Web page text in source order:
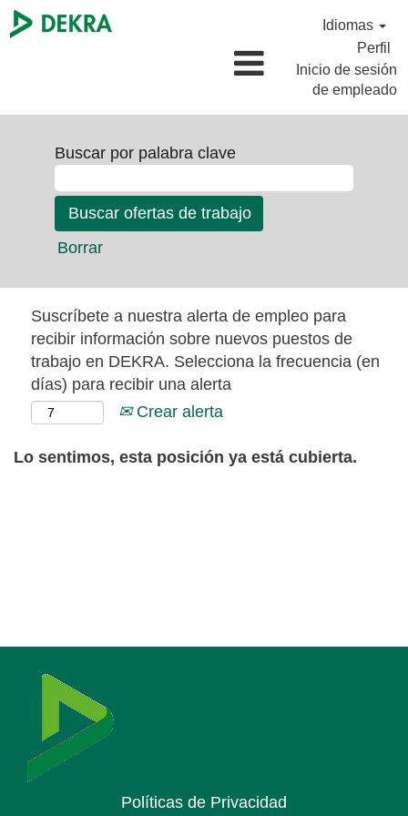
Idiomas
Perfil
Inicio de sesión
de empleado
Buscar por palabra clave
Borrar
Suscríbete a nuestra alerta de empleo para
recibir información sobre nuevos puestos de
trabajo en DEKRA. Selecciona la frecuencia (en
días) para recibir una alerta
Crear alerta
Lo sentimos, esta posición ya está cubierta.
Políticas de Privacidad